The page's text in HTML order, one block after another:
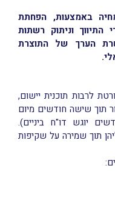
באמצעות, הפחתת
התיווך וניתוק רשתות
הערך של התוצרת
לרבות תוכנית יישום,
תוך שישה חודשים מיום
יוגש דו"ח ביניים).
תוך שמירה על שקיפות